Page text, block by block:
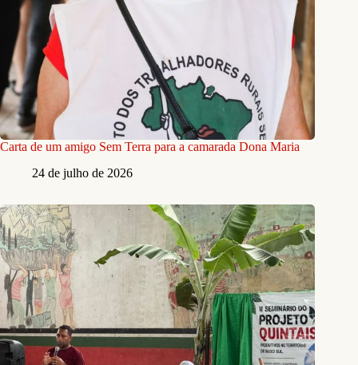
Carta de um amigo Sem Terra para a camarada Dona Maria
24 de julho de 2026